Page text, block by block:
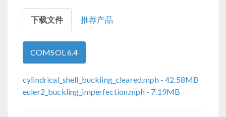
下载文件 推荐产品
COMSOL 6.4
cylindrical_shell_buckling_cleared.mph- 42.58MB
euler2_buckling_imperfection.mph- 7.19MB